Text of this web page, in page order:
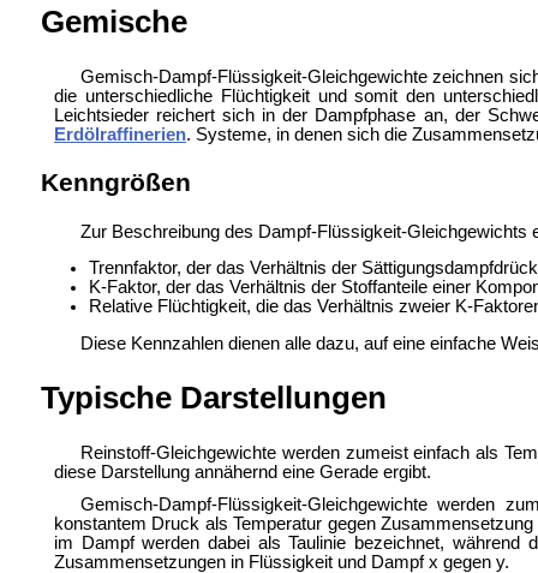
Gemische
Gemisch-Dampf-Flüssigkeit-Gleichgewichte zeichnen
die unterschiedliche Flüchtigkeit und somit den
Leichtsieder reichert sich in der Dampfphase an, der
Erdölraffinerien. Systeme, in denen sich die
Kenngrößen
Zur Beschreibung des Dampf-Flüssigkeit-
Trennfaktor, der das Verhältnis der
K-Faktor, der das Verhältnis der Stoffanteile einer
Relative Flüchtigkeit, die das Verhältnis zweier K-
Diese Kennzahlen dienen alle dazu, auf eine einfache
Typische Darstellungen
Reinstoff-Gleichgewichte werden zumeist einfach als
diese Darstellung annähernd eine Gerade ergibt.
Gemisch-Dampf-Flüssigkeit-Gleichgewichte werden
konstantem Druck als Temperatur gegen
im Dampf werden dabei als Taulinie bezeichnet, während
Zusammensetzungen in Flüssigkeit und Dampf x gegen y.